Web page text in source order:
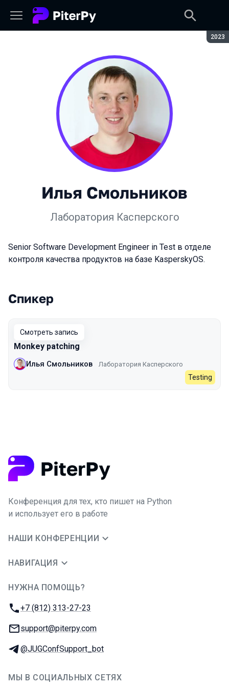
2023
Илья Смольников
Лаборатория Касперского
Senior Software Development Engineer in Test в отделе
контроля качества продуктов на базе KasperskyOS.
Выступления в сезоне 2023
Спикер
Смотреть запись
Monkey patching
Илья Смольников Лаборатория Касперского
Testing
Конференция для тех, кто пишет на Python
и использует его в работе
НАШИ КОНФЕРЕНЦИИ
НАВИГАЦИЯ
НУЖНА ПОМОЩЬ?
Телефон:
+7 (812) 313-27-23
E-mail:
support@piterpy.com
Телеграм:
@JUGConfSupport_bot
МЫ В СОЦИАЛЬНЫХ СЕТЯХ